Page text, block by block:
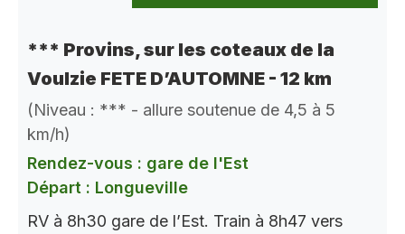
*** Provins, sur les coteaux de la
Voulzie FETE D’AUTOMNE - 12 km
(Niveau : *** - allure soutenue de 4,5 à 5
km/h)
Rendez-vous : gare de l'Est
Départ : Longueville
RV à 8h30 gare de l’Est. Train à 8h47 vers